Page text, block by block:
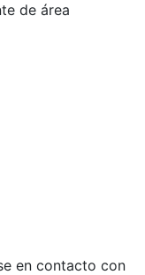
de área
en contacto con